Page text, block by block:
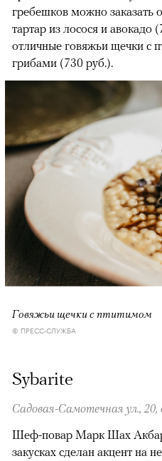
гребешков можно заказать
тартар из лосося и авокадо
отличные говяжьи щечки с
грибами (730 руб.).
Говяжьи щечки с птитимом
© ПРЕСС-СЛУЖБА
Sybarite
Садовая-Самотечная ул., 20,
Шеф-повар Марк Шах
закусках сделан акцент на